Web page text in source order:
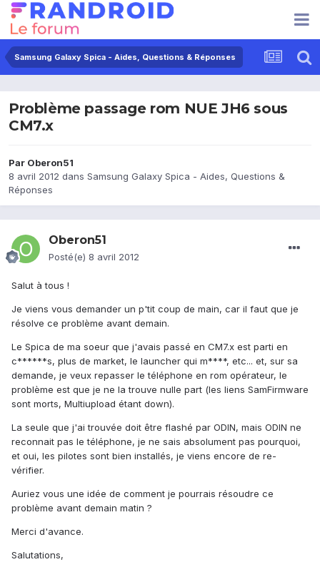
Samsung Galaxy Spica - Aides, Questions & Réponses
Problème passage rom NUE JH6 sous
CM7.x
Par Oberon51
8 avril 2012 dans Samsung Galaxy Spica - Aides, Questions &
Réponses
Oberon51
Posté(e) 8 avril 2012
Salut à tous !
Je viens vous demander un p'tit coup de main, car il faut que je
résolve ce problème avant demain.
Le Spica de ma soeur que j'avais passé en CM7.x est parti en
c******s, plus de market, le launcher qui m****, etc... et, sur sa
demande, je veux repasser le téléphone en rom opérateur, le
problème est que je ne la trouve nulle part (les liens SamFirmware
sont morts, Multiupload étant down).
La seule que j'ai trouvée doit être flashé par ODIN, mais ODIN ne
reconnait pas le téléphone, je ne sais absolument pas pourquoi,
et oui, les pilotes sont bien installés, je viens encore de re-
vérifier.
Auriez vous une idée de comment je pourrais résoudre ce
problème avant demain matin ?
Merci d'avance.
Salutations,